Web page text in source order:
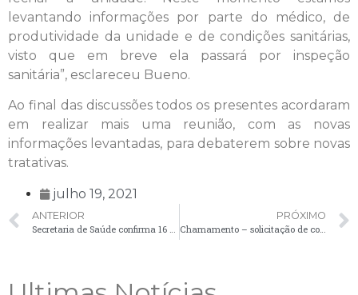
levantando informações por parte do médico, de
produtividade da unidade e de condições sanitárias,
visto que em breve ela passará por inspeção
sanitária”, esclareceu Bueno.
Ao final das discussões todos os presentes acordaram
em realizar mais uma reunião, com as novas
informações levantadas, para debaterem sobre novas
tratativas.
julho 19, 2021
ANTERIOR
PRÓXIMO
Chamamento – solicitação de comparecimento de candidatos – 19/07